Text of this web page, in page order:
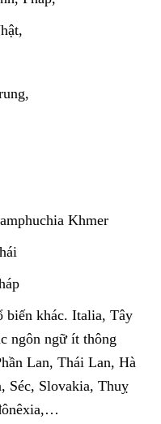
Khmer
biến khác. Italia, Tây
ngôn ngữ ít thông
Lan, Thái Lan, Hà
Séc, Slovakia, Thuỵ